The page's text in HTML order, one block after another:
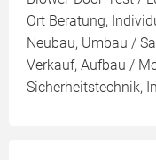
Ort Beratung,
Neubau, Umbau /
Verkauf, Aufbau /
Sicherheitstechnik,